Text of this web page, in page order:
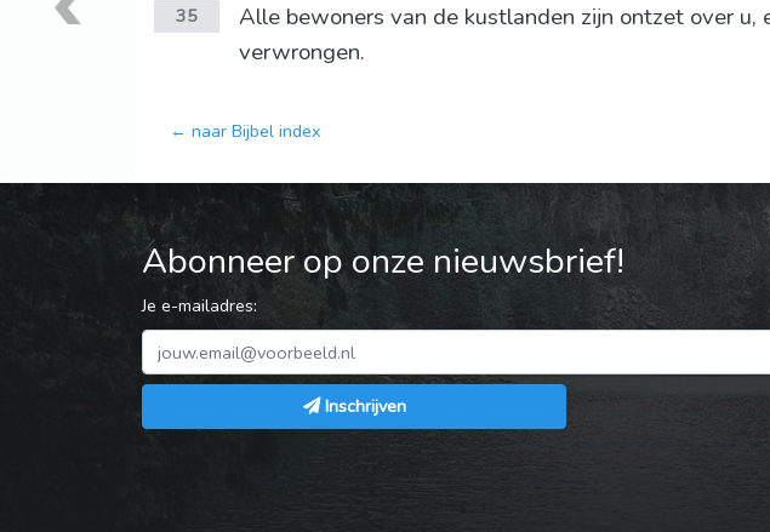
35
Alle bewoners van de kustlanden zijn ontzet over u,
verwrongen.
← naar Bijbel index
Abonneer op onze nieuwsbrief!
Je e-mailadres:
Inschrijven